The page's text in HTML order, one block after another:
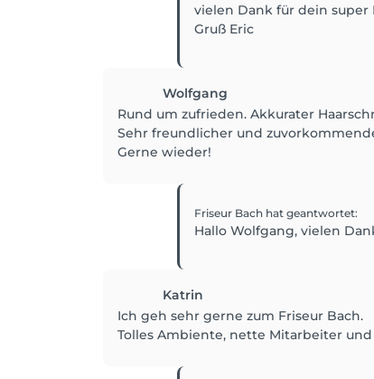
vielen Dank für dein super
Gruß Eric
Wolfgang
Rund um zufrieden. Akkurater
Sehr freundlicher und
Gerne wieder!
Friseur Bach hat geantwortet:
Hallo Wolfgang, vielen
Katrin
Ich geh sehr gerne zum Friseur Bach.
Tolles Ambiente, nette Mitarbeiter